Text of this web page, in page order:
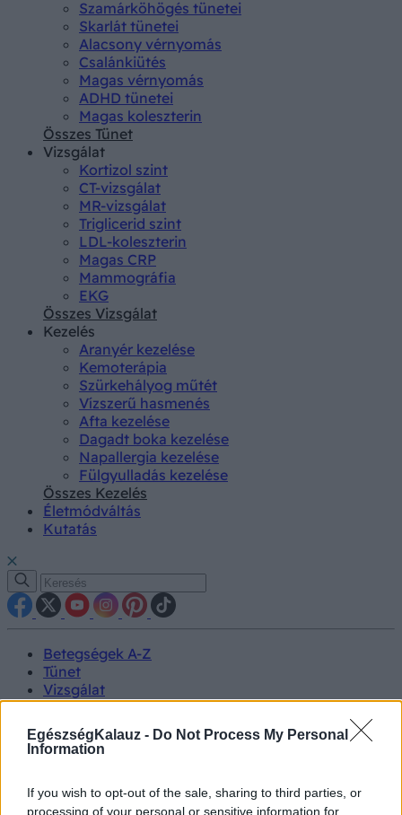
EgészségKalauz - Do Not Process My Personal
Information
If you wish to opt-out of the sale, sharing to third parties, or
processing of your personal or sensitive information for
Szamárköhögés tünetei
Skarlát tünetei
Alacsony vérnyomás
Csalánkiütés
Magas vérnyomás
ADHD tünetei
Magas koleszterin
Összes Tünet
Vizsgálat
Kortizol szint
CT-vizsgálat
MR-vizsgálat
Triglicerid szint
LDL-koleszterin
Magas CRP
Mammográfia
EKG
Összes Vizsgálat
Kezelés
Aranyér kezelése
Kemoterápia
Szürkehályog műtét
Vízszerű hasmenés
Afta kezelése
Dagadt boka kezelése
Napallergia kezelése
Fülgyulladás kezelése
Összes Kezelés
Életmódváltás
Kutatás
Betegségek A-Z
Tünet
Vizsgálat
Kezelés
Életmódváltás
Kutatás
Videók